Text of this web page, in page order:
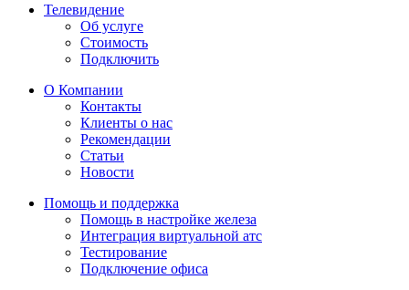
Телевидение
Об услуге
Стоимость
Подключить
О Компании
Контакты
Клиенты о нас
Рекомендации
Статьи
Новости
Помощь и поддержка
Помощь в настройке железа
Интеграция виртуальной атс
Тестирование
Подключение офиса